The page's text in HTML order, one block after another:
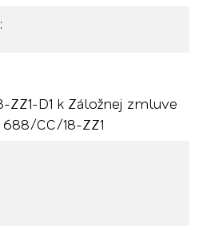
D1 k Záložnej zmluve
CC/18-ZZ1